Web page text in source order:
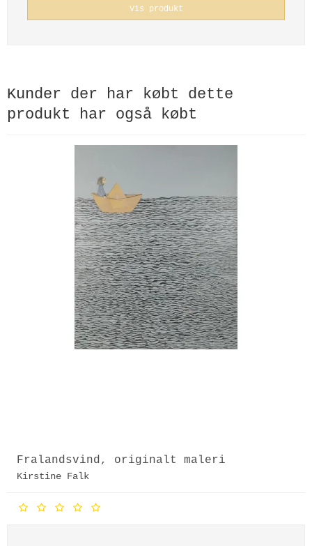
Vis produkt
Kunder der har købt dette
produkt har også købt
Fralandsvind, originalt maleri
Kirstine Falk